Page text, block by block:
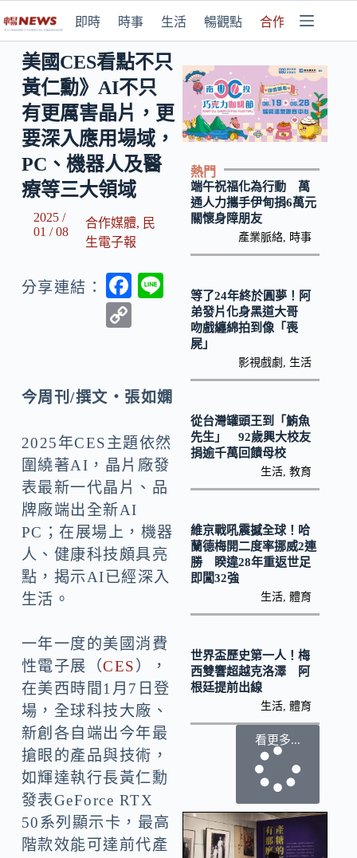
即時 時事 生活 暢觀點 合作媒體
美國CES看點不只
黃仁勳》AI不只
有更厲害晶片，更
要深入應用場域，
PC、機器人及醫
療等三大領域
2025 /
01 / 08
合作媒體, 民
生電子報
分享連結：
F
o
o
k
y
n
k
今周刊/撰文‧張如嫻
2025年CES主題依然
圍繞著AI，晶片廠發
表最新一代晶片、品
牌廠端出全新AI
PC；在展場上，機器
人、健康科技頗具亮
點，揭示AI已經深入
生活。
一年一度的美國消費
性電子展（CES），
在美西時間1月7日登
場，全球科技大廠、
新創各自端出今年最
搶眼的產品與技術，
如輝達執行長黃仁勳
發表GeForce RTX
50系列顯示卡，最高
階款效能可達前代產
熱門
端午祝福化為行動 萬
通人力攜手伊甸捐6萬元
關懷身障朋友
產業脈絡 時事
等了24年終於圓夢！阿
弟發片化身黑道大哥
吻戲纏綿拍到像「喪
屍」
影視戲劇 生活
從台灣罐頭王到「鮪魚
先生」 92歲興大校友
捐逾千萬回饋母校
生活 ,教育
維京戰吼震撼全球！哈
蘭德梅開二度率挪威2連
勝 睽違28年重返世足
即闖32強
生活 ,體育
世界盃歷史第一人！梅
西雙響超越克洛澤 阿
根廷提前出線
生活 ,體育
看更多...